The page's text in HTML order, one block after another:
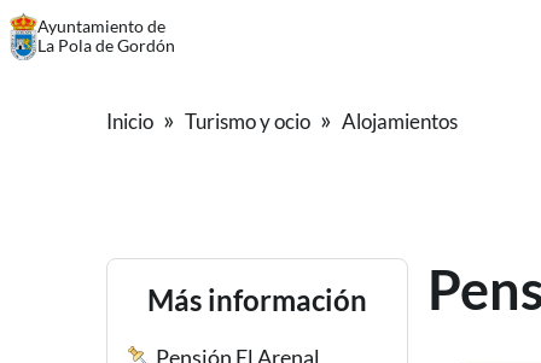
Ayuntamiento de
La Pola de Gordón
Inicio Turismo y ocio Alojamientos
Más información
Pensión El Arenal